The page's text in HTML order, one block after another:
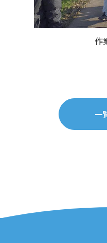
作
一